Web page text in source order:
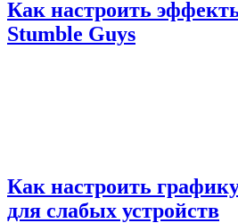
Как настроить
Stumble Guys
Как настроить
для слабых устройств